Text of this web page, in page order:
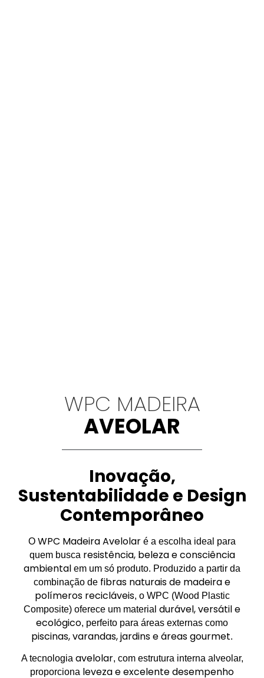
WPC MADEIRA
AVEOLAR
Inovação,
Sustentabilidade e Design
Contemporâneo
O WPC Madeira Avelolar é a escolha ideal para
quem busca resistência, beleza e consciência
ambiental em um só produto. Produzido a partir da
combinação de fibras naturais de madeira e
polímeros recicláveis, o WPC (Wood Plastic
Composite) oferece um material durável, versátil e
ecológico, perfeito para áreas externas como
piscinas, varandas, jardins e áreas gourmet.
A tecnologia avelolar, com estrutura interna alveolar,
proporciona leveza e excelente desempenho